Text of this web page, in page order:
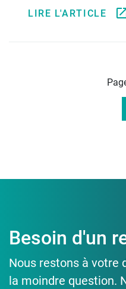
LIRE L'ARTICLE
Besoin d'un
Nous restons à votre
la moindre question.